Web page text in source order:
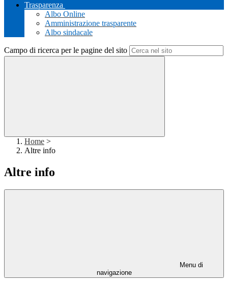
Trasparenza
Albo Online
Amministrazione trasparente
Albo sindacale
Campo di ricerca per le pagine del sito
Home >
Altre info
Altre info
Menu di
navigazione